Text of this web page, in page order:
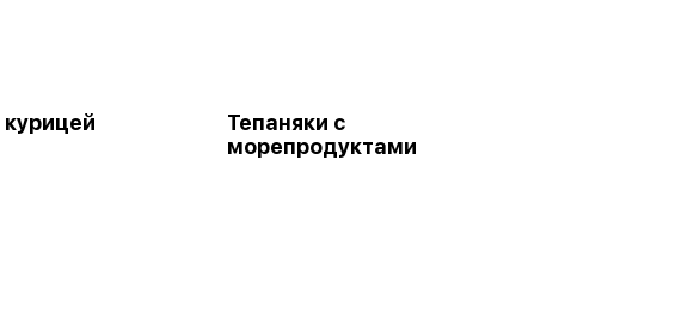
курицей
Тепаняки с
морепродуктами